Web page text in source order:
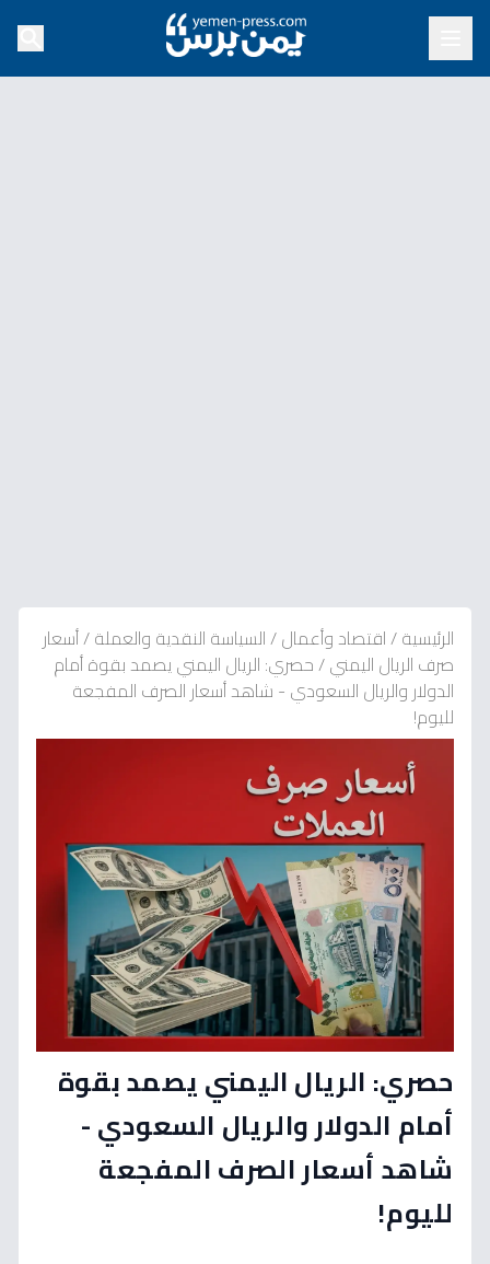
الرئيسية/اقتصاد وأعمال/السياسة النقدية والعملة/أسعار
صرف الريال اليمني/حصري: الريال اليمني يصمد بقوة أمام
الدولار والريال السعودي - شاهد أسعار الصرف المفجعة
لليوم!
حصري: الريال اليمني يصمد بقوة
أمام الدولار والريال السعودي -
شاهد أسعار الصرف المفجعة
لليوم!